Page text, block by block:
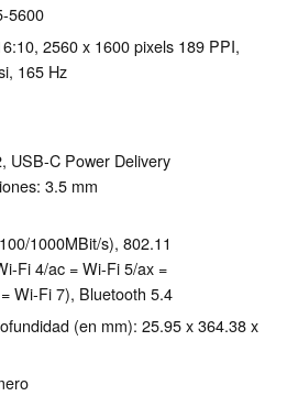
5600
2560 x 1600 pixels 189 PPI,
165 Hz
USB-C Power Delivery
3.5 mm
1000MBit/s), 802.11
Fi 4/ac = Wi-Fi 5/ax =
Wi-Fi 7), Bluetooth 5.4
(en mm): 25.95 x 364.38 x